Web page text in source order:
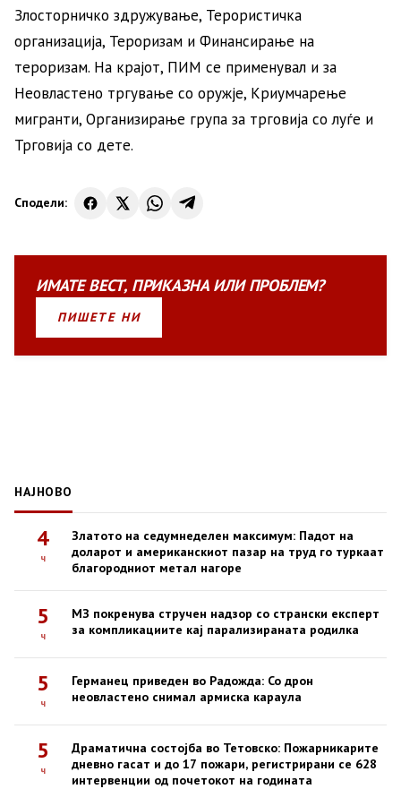
Злосторничко здружување, Терористичка
организација, Тероризам и Финансирање на
тероризам. На крајот, ПИМ се применувал и за
Неовластено тргување со оружје, Криумчарење
мигранти, Организирање група за трговија со луѓе и
Трговија со дете.
Сподели:
ИМАТЕВЕСТ, ПРИКАЗНАИЛИПРОБЛЕМ?
ПИШЕТЕ НИ
НАЈНОВО
4
ч
Златото на седумнеделен максимум: Падот на
доларот и американскиот пазар на труд го туркаат
благородниот метал нагоре
5
ч
МЗ покренува стручен надзор со странски експерт
за компликациите кај парализираната родилка
5
ч
Германец приведен во Радожда: Со дрон
неовластено снимал армиска караула
5
ч
Драматична состојба во Тетовско: Пожарникарите
дневно гасат и до 17 пожари, регистрирани се 628
интервенции од почетокот на годината